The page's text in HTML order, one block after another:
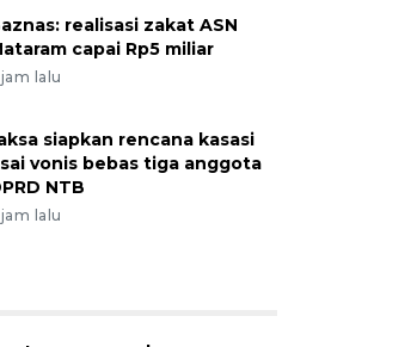
realisasi zakat ASN
capai Rp5 miliar
lalu
siapkan rencana kasasi
vonis bebas tiga anggota
NTB
jam lalu